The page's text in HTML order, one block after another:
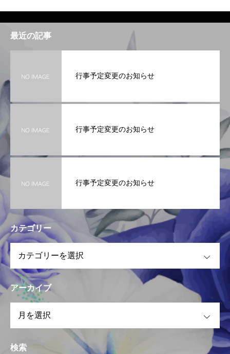
最近の記事
行事予定変更のお知らせ
行事予定変更のお知らせ
行事予定変更のお知らせ
カテゴリー
アーカイブ
検索